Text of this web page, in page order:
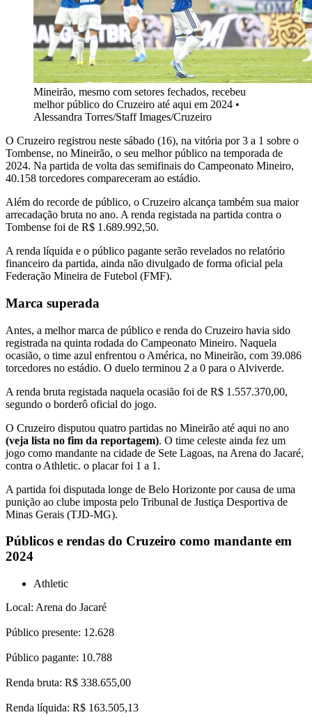
Mineirão, mesmo com setores fechados, recebeu
melhor público do Cruzeiro até aqui em 2024 •
Alessandra Torres/Staff Images/Cruzeiro
O Cruzeiro registrou neste sábado (16), na vitória por 3 a 1 sobre o
Tombense, no Mineirão, o seu melhor público na temporada de
2024. Na partida de volta das semifinais do Campeonato Mineiro,
40.158 torcedores compareceram ao estádio.
Além do recorde de público, o Cruzeiro alcança também sua maior
arrecadação bruta no ano. A renda registada na partida contra o
Tombense foi de R$ 1.689.992,50.
A renda líquida e o público pagante serão revelados no relatório
financeiro da partida, ainda não divulgado de forma oficial pela
Federação Mineira de Futebol (FMF).
Marca superada
Antes, a melhor marca de público e renda do Cruzeiro havia sido
registrada na quinta rodada do Campeonato Mineiro. Naquela
ocasião, o time azul enfrentou o América, no Mineirão, com 39.086
torcedores no estádio. O duelo terminou 2 a 0 para o Alviverde.
A renda bruta registada naquela ocasião foi de R$ 1.557.370,00,
segundo o borderô oficial do jogo.
O Cruzeiro disputou quatro partidas no Mineirão até aqui no ano
(veja lista no fim da reportagem). O time celeste ainda fez um
jogo como mandante na cidade de Sete Lagoas, na Arena do Jacaré,
contra o Athletic. o placar foi 1 a 1.
A partida foi disputada longe de Belo Horizonte por causa de uma
punição ao clube imposta pelo Tribunal de Justiça Desportiva de
Minas Gerais (TJD-MG).
Públicos e rendas do Cruzeiro como mandante em
2024
Athletic
Local: Arena do Jacaré
Público presente: 12.628
Público pagante: 10.788
Renda bruta: R$ 338.655,00
Renda líquida: R$ 163.505,13